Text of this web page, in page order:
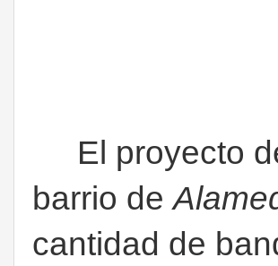
El proyecto
barrio de
cantidad de